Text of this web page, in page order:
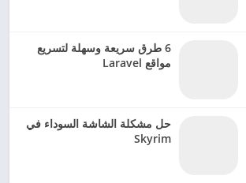
6 طرق سريعة وسهلة لتسريع
مواقع Laravel
حل مشكلة الشاشة السوداء في
Skyrim